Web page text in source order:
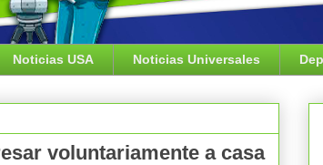
Noticias USA Noticias Universales
voluntariamente a casa